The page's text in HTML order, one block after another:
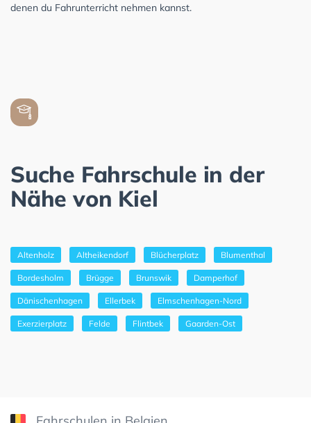
denen du Fahrunterricht nehmen kannst.
Suche Fahrschule in der
Nähe von Kiel
Altenholz Altheikendorf Blücherplatz Blumenthal
Bordesholm Brügge Brunswik Damperhof
Dänischenhagen Ellerbek Elmschenhagen-Nord
Exerzierplatz Felde Flintbek Gaarden-Ost